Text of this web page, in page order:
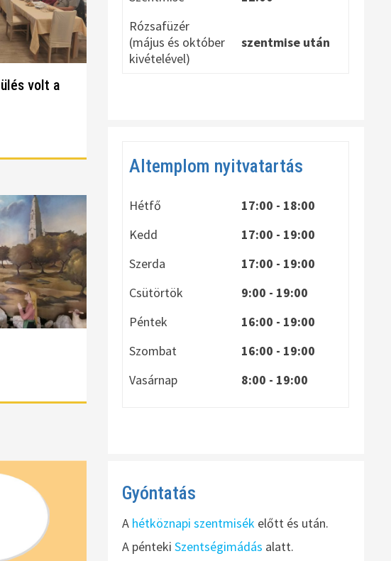
volt a
Rózsafüzér
(május és október
kivételével)
szentmise után
Altemplom nyitvatartás
Hétfő
17:00 - 18:00
Kedd
17:00 - 19:00
Szerda
17:00 - 19:00
Csütörtök
9:00 - 19:00
Péntek
16:00 - 19:00
Szombat
16:00 - 19:00
Vasárnap
8:00 - 19:00
Gyóntatás
A hétköznapi szentmisék előtt és után.
A péntekiSzentségimádás alatt.